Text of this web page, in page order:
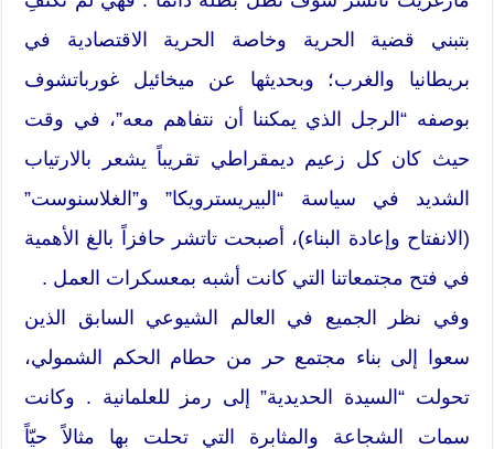
بتبني قضية الحرية وخاصة الحرية الاقتصادية في
بريطانيا والغرب؛ وبحديثها عن ميخائيل غورباتشوف
بوصفه “الرجل الذي يمكننا أن نتفاهم معه”، في وقت
حيث كان كل زعيم ديمقراطي تقريباً يشعر بالارتياب
الشديد في سياسة “البيريسترويكا” و”الغلاسنوست”
(الانفتاح وإعادة البناء)، أصبحت تاتشر حافزاً بالغ الأهمية
في فتح مجتمعاتنا التي كانت أشبه بمعسكرات العمل .
وفي نظر الجميع في العالم الشيوعي السابق الذين
سعوا إلى بناء مجتمع حر من حطام الحكم الشمولي،
تحولت “السيدة الحديدية” إلى رمز للعلمانية . وكانت
سمات الشجاعة والمثابرة التي تحلت بها مثالاً حيّاً